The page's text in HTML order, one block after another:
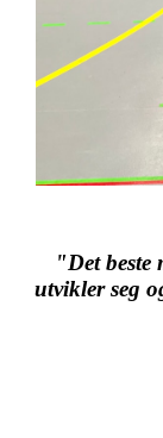
"Det beste
utvikler seg